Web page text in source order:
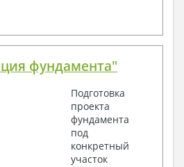
фундамента"
Подготовка
проекта
фундамента
под
конкретный
участок